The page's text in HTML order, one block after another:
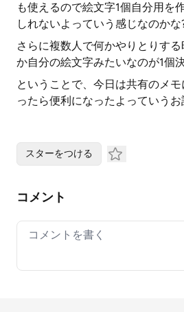
も使えるので絵文字1個自分用を
しれないよっていう感じなのかな
さらに複数人で何かやりとりす
か自分の絵文字みたいなのが1個
ということで、今日は共有のメ
ったら便利になったよっていうお
スターをつける
コメント
Your comment